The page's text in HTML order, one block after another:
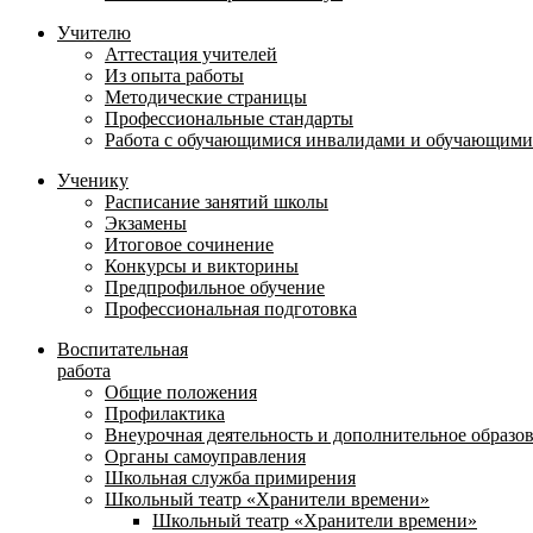
Учителю
Аттестация учителей
Из опыта работы
Методические страницы
Профессиональные стандарты
Работа с обучающимися инвалидами и
Ученику
Расписание занятий школы
Экзамены
Итоговое сочинение
Конкурсы и викторины
Предпрофильное обучение
Профессиональная подготовка
Воспитательная
работа
Общие положения
Профилактика
Внеурочная деятельность и дополнительное
Органы самоуправления
Школьная служба примирения
Школьный театр «Хранители времени»
Школьный театр «Хранители времени»